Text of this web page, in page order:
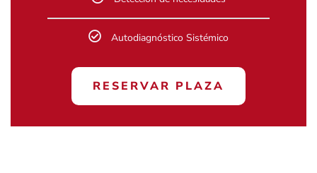
Autodiagnóstico Sistémico
RESERVAR PLAZA